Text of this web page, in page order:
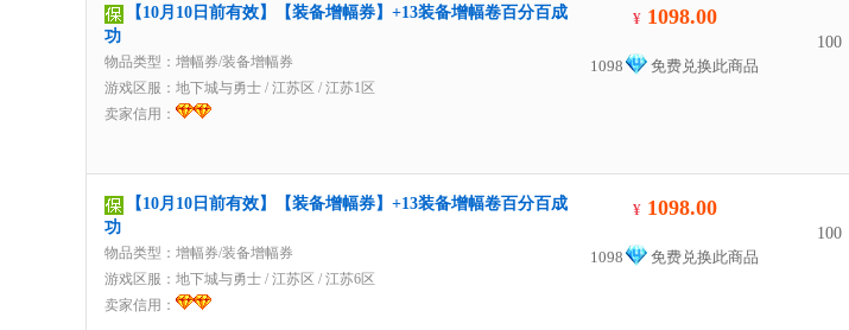
【10月10日前有效】【装备增幅券】+13装备增幅卷百分百成
功
物品类型：增幅券/装备增幅券
游戏区服： 地下城与勇士 / 江苏区 / 江苏1区
卖家信用：
¥1098.00
1098 免费兑换此商品
100
【10月10日前有效】【装备增幅券】+13装备增幅卷百分百成
功
物品类型：增幅券/装备增幅券
游戏区服： 地下城与勇士 / 江苏区 / 江苏6区
卖家信用：
¥1098.00
1098 免费兑换此商品
100